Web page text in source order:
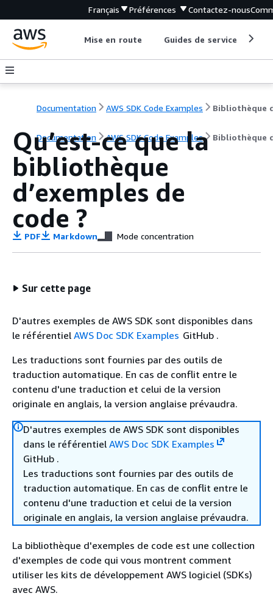
Français Préférences Contactez-nous
Mise en route Guides de service
Documentation AWS SDK Code Examples
Documentation AWS SDK Code Examples Bibliothèque
Qu’est-ce que la
bibliothèque
d’exemples de
code ?
PDF Markdown Mode concentration
Sur cette page
D'autres exemples de AWS SDK sont disponibles dans
le référentiel AWS Doc SDK Examples GitHub .
Les traductions sont fournies par des outils de
traduction automatique. En cas de conflit entre le
contenu d'une traduction et celui de la version
originale en anglais, la version anglaise prévaudra.
D'autres exemples de AWS SDK sont disponibles
dans le référentiel AWS Doc SDK Examples
GitHub .
Les traductions sont fournies par des outils de
traduction automatique. En cas de conflit entre le
contenu d'une traduction et celui de la version
originale en anglais, la version anglaise prévaudra.
La bibliothèque d'exemples de code est une collection
d'exemples de code qui vous montrent comment
utiliser les kits de développement AWS logiciel (SDKs)
avec AWS.